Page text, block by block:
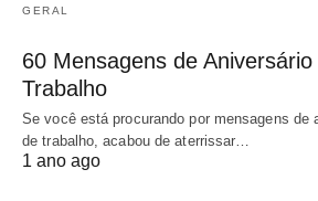
GERAL
60 Mensagens de
Trabalho
Se você está procurando por mensagens de
de trabalho, acabou de aterrissar…
1 ano ago